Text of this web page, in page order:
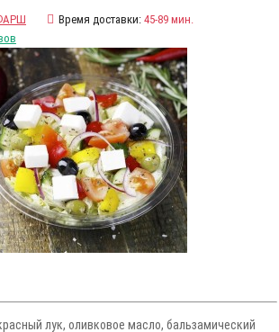
Время доставки: 45-89 мин.
лук, оливковое масло, бальзамический